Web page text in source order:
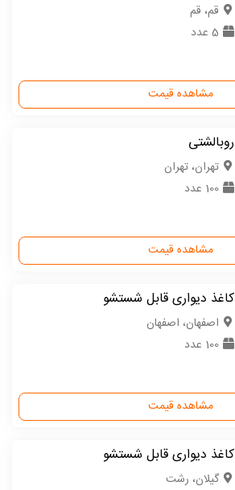
قم، قم
5 عدد
مشاهده قیمت
روبالشتی
تهران، تهران
100 عدد
مشاهده قیمت
کاغذ دیواری قابل شستشو
اصفهان، اصفهان
100 عدد
مشاهده قیمت
کاغذ دیواری قابل شستشو
گیلان، رشت